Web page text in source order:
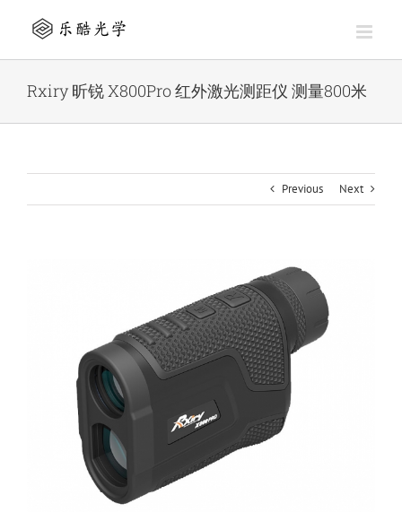
Rxiry 昕锐 X800Pro 红外激光测距仪 测量800米
Previous Next